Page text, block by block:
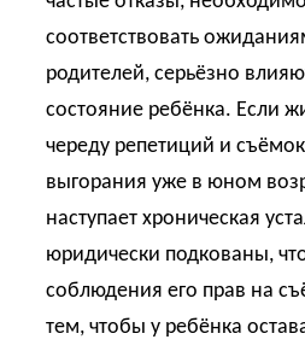
соответствовать
родителей, серьёзно
состояние ребёнка. Если
череду репетиций и
выгорания уже в юном
наступает хроническая
юридически подкованы,
соблюдения его прав на
тем, чтобы у ребёнка